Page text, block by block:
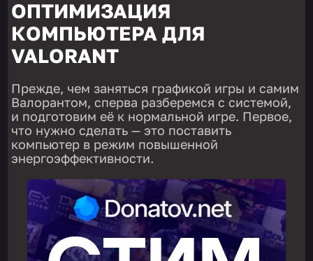
ОПТИМИЗАЦИЯ
КОМПЬЮТЕРА ДЛЯ
VALORANT
Прежде, чем заняться графикой игры и самим
Валорантом, сперва разберемся с системой,
и подготовим её к нормальной игре. Первое,
что нужно сделать — это поставить
компьютер в режим повышенной
энергоэффективности.